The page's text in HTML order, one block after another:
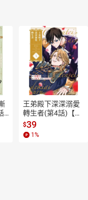
)
王弟殿下深深溺愛
轉生者(第4話)【電
子書】
$39
1%